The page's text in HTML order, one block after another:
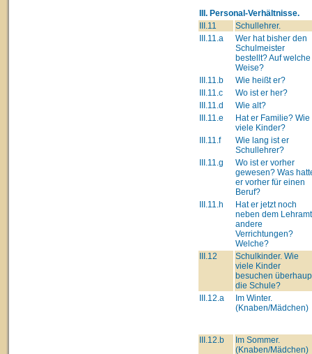
III. Personal-Verhältnisse.
III.11
Schullehrer.
III.11.a
Wer hat bisher den
Schulmeister
bestellt? Auf welche
Weise?
III.11.b
Wie heißt er?
III.11.c
Wo ist er her?
III.11.d
Wie alt?
III.11.e
Hat er Familie? Wie
viele Kinder?
III.11.f
Wie lang ist er
Schullehrer?
III.11.g
Wo ist er vorher
gewesen? Was
er vorher für einen
Beruf?
III.11.h
Hat er jetzt noch
neben dem
andere
Verrichtungen?
Welche?
III.12
Schulkinder. Wie
viele Kinder
besuchen
die Schule?
III.12.a
Im Winter.
(Knaben/Mädchen)
III.12.b
Im Sommer.
(Knaben/Mädchen)